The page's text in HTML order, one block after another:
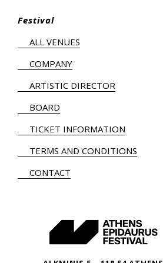
Festival
ALL VENUES
COMPANY
ARTISTIC DIRECTOR
BOARD
TICKET INFORMATION
TERMS AND CONDITIONS
CONTACT